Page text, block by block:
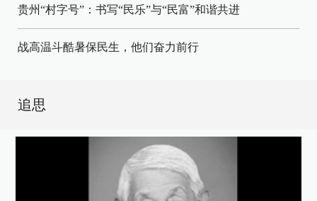
贵州“村字号”：书写“民乐”与“民富”和谐共进
战高温斗酷暑保民生，他们奋力前行
追思